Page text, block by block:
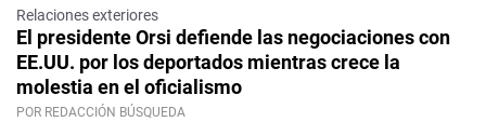
Relaciones exteriores
El presidente Orsi defiende las negociaciones con
EE.UU. por los deportados mientras crece la
molestia en el oficialismo
POR REDACCIÓN BÚSQUEDA